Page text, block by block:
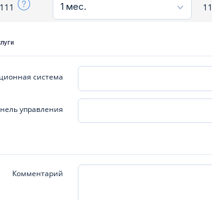
система
управления
Комментарий